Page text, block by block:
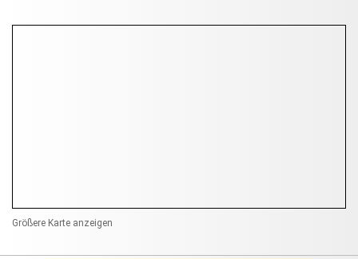
Größere Karte anzeigen